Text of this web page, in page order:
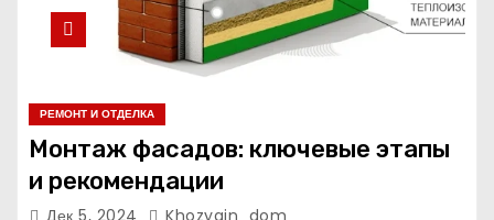
РЕМОНТ И ОТДЕЛКА
Монтаж фасадов: ключевые этапы
и рекомендации
Дек 5, 2024 Khozyain_dom